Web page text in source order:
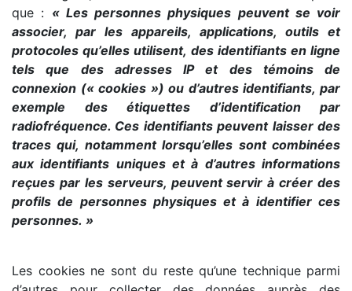
que : « Les personnes physiques peuvent se voir
associer, par les appareils, applications, outils et
protocoles qu’elles utilisent, des identifiants en ligne
tels que des adresses IP et des témoins de
connexion (« cookies ») ou d’autres identifiants, par
exemple des étiquettes d’identification par
radiofréquence. Ces identifiants peuvent laisser des
traces qui, notamment lorsqu’elles sont combinées
aux identifiants uniques et à d’autres informations
reçues par les serveurs, peuvent servir à créer des
profils de personnes physiques et à identifier ces
personnes. »
Les cookies ne sont du reste qu’une technique parmi